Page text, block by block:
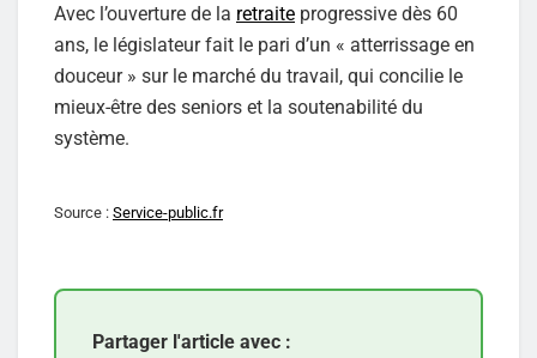
Avec l’ouverture de la retraite progressive dès 60
ans, le législateur fait le pari d’un « atterrissage en
douceur » sur le marché du travail, qui concilie le
mieux-être des seniors et la soutenabilité du
système.
Source : Service-public.fr
Partager l'article avec :